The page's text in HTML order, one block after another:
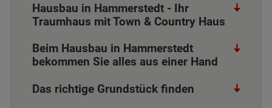
Hausbau in Hammerstedt - Ihr
Traumhaus mit Town & Country Haus
Beim Hausbau in Hammerstedt
bekommen Sie alles aus einer Hand
Das richtige Grundstück finden